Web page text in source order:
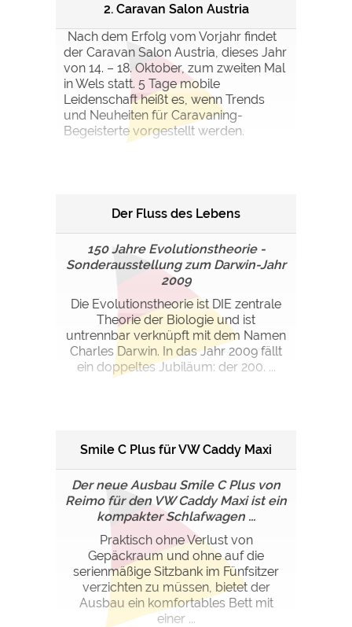
2. Caravan Salon Austria
Nach dem Erfolg vom Vorjahr findet
der Caravan Salon Austria, dieses Jahr
von 14. – 18. Oktober, zum zweiten Mal
in Wels statt. 5 Tage mobile
Leidenschaft heißt es, wenn Trends
und Neuheiten für Caravaning-
Begeisterte vorgestellt werden.
Der Fluss des Lebens
150 Jahre Evolutionstheorie -
Sonderausstellung zum Darwin-Jahr
2009
Die Evolutionstheorie ist DIE zentrale
Theorie der Biologie und ist
untrennbar verknüpft mit dem Namen
Charles Darwin. In das Jahr 2009 fällt
ein doppeltes Jubiläum: der 200. ...
Smile C Plus für VW Caddy Maxi
Der neue Ausbau Smile C Plus von
Reimo für den VW Caddy Maxi ist ein
kompakter Schlafwagen ...
Praktisch ohne Verlust von
Gepäckraum und ohne auf die
serienmäßige Sitzbank im Fünfsitzer
verzichten zu müssen, bietet der
Ausbau ein komfortables Bett mit
einer ...